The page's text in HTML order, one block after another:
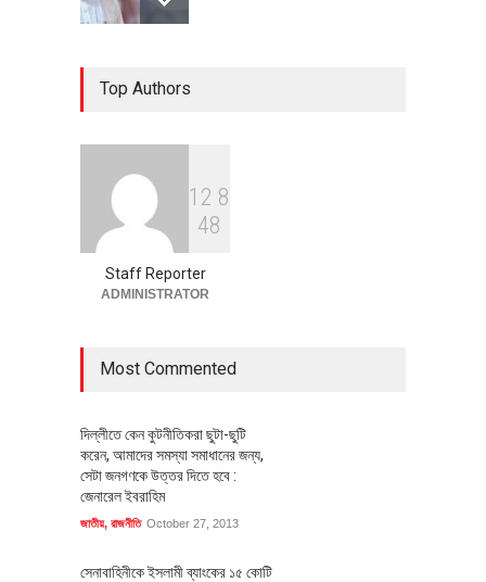
বৈশ্বিক প্রতিযোগিতা সক্ষমতা বাড়াতে
পোশাক শিল্পে নতুন উদ্যোগ
Top Authors
1 2 8
48
Staff Reporter
ADMINISTRATOR
Most Commented
দিল্লীতে কেন কুটনীতিকরা ছুটা-ছুটি
করেন, আমাদের সমস্যা সমাধানের জন্য,
সেটা জনগণকে উত্তর দিতে হবে :
জেনারেল ইবরাহিম
জাতীয়, রাজনীতি October 27, 2013
সেনাবাহিনীকে ইসলামী ব্যাংকের ১৫ কোটি